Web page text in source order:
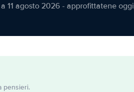
11 agosto 2026 - approfittatene oggi
pensieri.